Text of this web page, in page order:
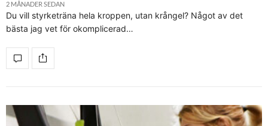
2 MÅNADER SEDAN
Du vill styrketräna hela kroppen, utan krångel? Något av det
bästa jag vet för okomplicerad…